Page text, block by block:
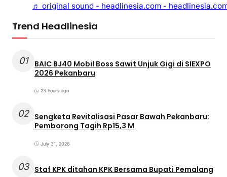
♬ original sound - headlinesia.com -
Trend Headlinesia
01
BAIC BJ40 Mobil Boss Sawit Unjuk Gigi di SIEXPO
2026 Pekanbaru
23 hours ago
02 Sengketa Revitalisasi Pasar Bawah Pekanbaru:
Pemborong Tagih Rp15,3 M
July 31, 2026
03 Staf KPK ditahan KPK Bersama Bupati Pemalang